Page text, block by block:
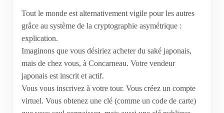
Tout le monde est alternativement vigile pour les autres
grâce au système de la cryptographie asymétrique :
explication.
Imaginons que vous désiriez acheter du saké japonais,
mais de chez vous, à Concarneau. Votre vendeur
japonais est inscrit et actif.
Vous vous inscrivez à votre tour. Vous créez un compte
virtuel. Vous obtenez une clé (comme un code de carte)